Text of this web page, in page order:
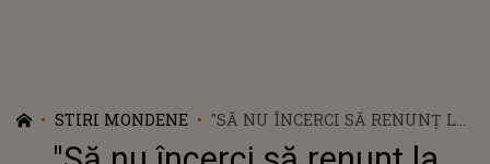
STIRI MONDENE
"SĂ NU ÎNCERCI SĂ RENUNȚ LA
LUCRUL ĂSTA. PREFER SĂ MĂ